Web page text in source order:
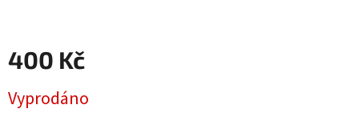
400 Kč
cena:
Vyprodáno